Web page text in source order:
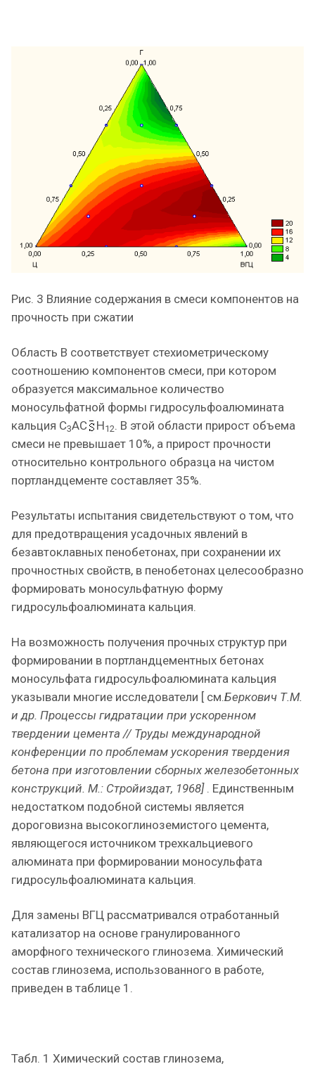
Рис. 3 Влияние содержания в смеси компонентов на
прочность при сжатии
Область В соответствует стехиометрическому
соотношению компонентов смеси, при котором
образуется максимальное количество
моносульфатной формы гидросульфоалюмината
кальция С3АС H12 . В этой области прирост объема
смеси не превышает 10%, а прирост прочности
относительно контрольного образца на чистом
портландцементе составляет 35%.
Результаты испытания свидетельствуют о том, что
для предотвращения усадочных явлений в
безавтоклавных пенобетонах, при сохранении их
прочностных свойств, в пенобетонах целесообразно
формировать моносульфатную форму
гидросульфоалюмината кальция.
На возможность получения прочных структур при
формировании в портландцементных бетонах
моносульфата гидросульфоалюмината кальция
указывали многие исследователи [ см. Беркович Т.М.
и др. Процессы гидратации при ускоренном
твердении цемента // Труды международной
конференции по проблемам ускорения твердения
бетона при изготовлении сборных железобетонных
конструкций. М.: Стройиздат, 1968] . Единственным
недостатком подобной системы является
дороговизна высокоглиноземистого цемента,
являющегося источником трехкальциевого
алюмината при формировании моносульфата
гидросульфоалюмината кальция.
Для замены ВГЦ рассматривался отработанный
катализатор на основе гранулированного
аморфного технического глинозема. Химический
состав глинозема, использованного в работе,
приведен в таблице 1.
Табл. 1 Химический состав глинозема,